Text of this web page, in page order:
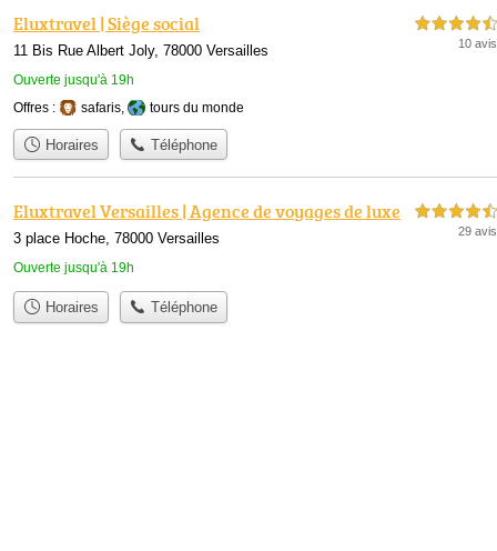
Eluxtravel | Siège social
11 Bis Rue Albert Joly, 78000 Versailles
Ouverte jusqu'à 19h
4,5 étoiles sur 5
10 avis
Offres : safaris, tours du monde
Horaires Téléphone
Eluxtravel Versailles | Agence de voyages de luxe
3 place Hoche, 78000 Versailles
Ouverte jusqu'à 19h
4,5 étoiles sur 5
29 avis
Horaires Téléphone